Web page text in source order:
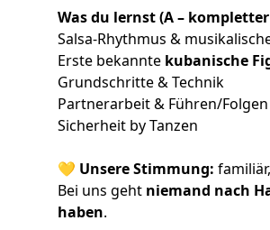
Was du lernst (A –
Salsa-Rhythmus &
Erste bekannte kubanische
Grundschritte & Technik
Partnerarbeit & Führen/Folgen
Sicherheit by Tanzen
💛 Unsere Stimmung:
Bei uns geht niemand nach
haben.